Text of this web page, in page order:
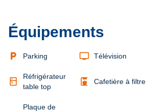
Équipements
local_parking Parking tv Télévision
kitchen
Réfrigérateur
table top
coffee_maker Cafetière à filtre
Plaque de